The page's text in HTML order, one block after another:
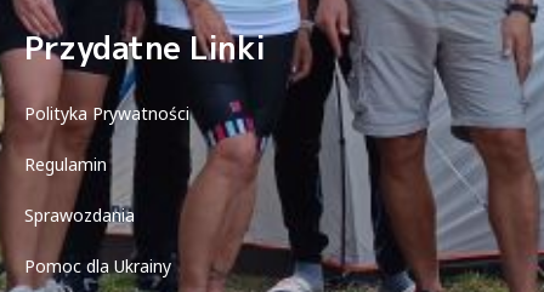
Przydatne Linki
Polityka Prywatności
Regulamin
Sprawozdania
Pomoc dla Ukrainy